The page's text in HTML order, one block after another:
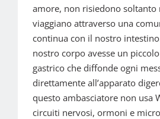
amore, non risiedono soltanto
viaggiano attraverso una
continua con il nostro
nostro corpo avesse un
gastrico che diffonde ogni
direttamente all’apparato
questo ambasciatore non usa
circuiti nervosi, ormoni e